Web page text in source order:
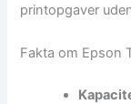
printopgaver
Fakta om Epson